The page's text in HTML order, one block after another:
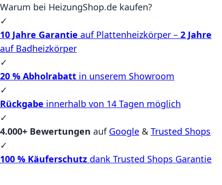
Warum bei HeizungShop.de kaufen?
✓
10 Jahre Garantie auf Plattenheizkörper – 2 Jahre
auf Badheizkörper
✓
20 % Abholrabatt in unserem Showroom
✓
Rückgabe innerhalb von 14 Tagen möglich
✓
4.000+ Bewertungen auf Google & Trusted Shops
✓
100 % Käuferschutz dank Trusted Shops Garantie